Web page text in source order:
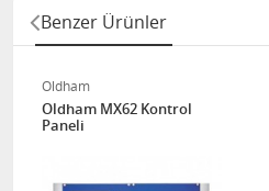
Benzer Ürünler
Oldham
Oldham MX62 Kontrol
Paneli